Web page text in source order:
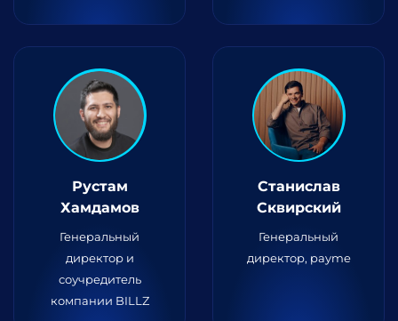
Рустам
Хамдамов
Генеральный
директор и
соучредитель
компании BILLZ
Станислав
Сквирский
Генеральный
директор, payme